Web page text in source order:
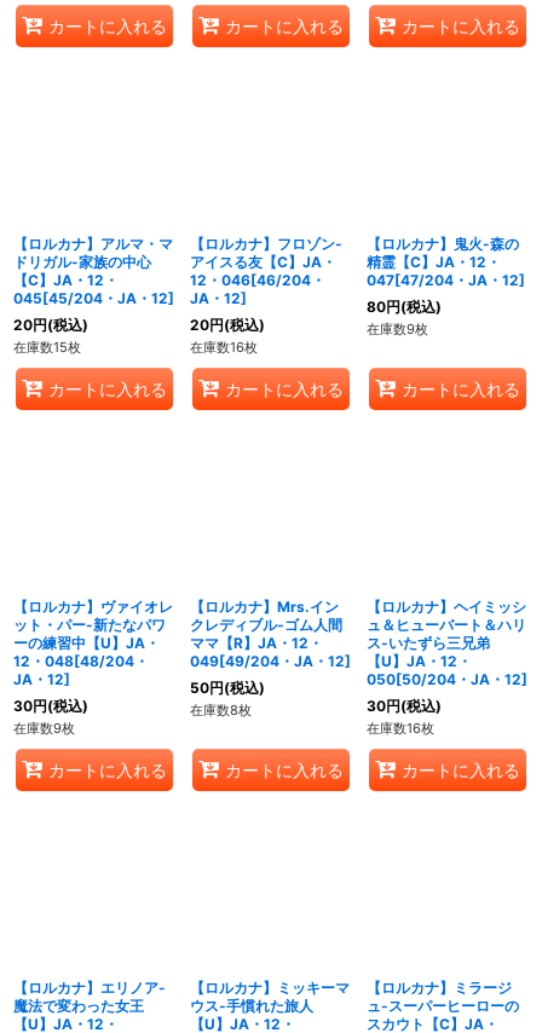
カートに入れる カートに入れる カートに入れる
【ロルカナ】アルマ・マ
ドリガル-家族の中心
【C】JA・12・
045[45/204・JA・12]
20円(税込)
在庫数15枚
カートに入れる
【ロルカナ】フロゾン-
アイスる友【C】JA・
12・046[46/204・
JA・12]
20円(税込)
在庫数16枚
カートに入れる
【ロルカナ】鬼火-森の
精霊【C】JA・12・
047[47/204・JA・12]
80円(税込)
在庫数9枚
カートに入れる
【ロルカナ】ヴァイオレ
ット・パー-新たなパワ
ーの練習中【U】JA・
12・048[48/204・
JA・12]
30円(税込)
在庫数9枚
カートに入れる
【ロルカナ】Mrs.イン
クレディブル-ゴム人間
ママ【R】JA・12・
049[49/204・JA・12]
50円(税込)
在庫数8枚
カートに入れる
【ロルカナ】ヘイミッシ
ュ＆ヒューバート＆ハリ
ス-いたずら三兄弟
【U】JA・12・
050[50/204・JA・12]
30円(税込)
在庫数16枚
カートに入れる
【ロルカナ】エリノア-
魔法で変わった女王
【U】JA・12・
【ロルカナ】ミッキーマ
ウス-手慣れた旅人
【U】JA・12・
【ロルカナ】ミラージ
ュ-スーパーヒーローの
スカウト【C】JA・